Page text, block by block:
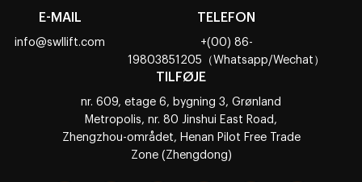
E-MAIL
info@swllift.com
TELEFON
+(00) 86-
19803851205（Whatsapp/Wechat）
TILFØJE
nr. 609, etage 6, bygning 3, Grønland
Metropolis, nr. 80 Jinshui East Road,
Zhengzhou-området, Henan Pilot Free Trade
Zone (Zhengdong)